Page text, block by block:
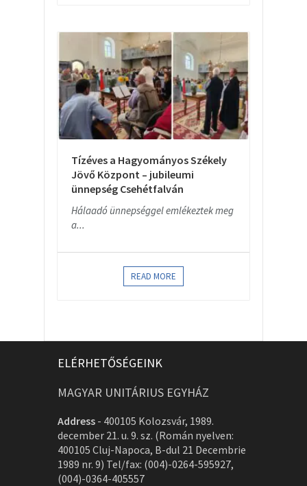
Tízéves a Hagyományos Székely
Jövő Központ – jubileumi
ünnepség Csehétfalván
Hálaadó ünnepséggel emlékeztek meg
a...
READ MORE
ELÉRHETŐSÉGEINK
MAGYAR UNITÁRIUS EGYHÁZ
Address - 400105 Kolozsvár, 1989.
december 21. u. 9. sz. (Román nyelven:
400105 Cluj-Napoca, B-dul 21 Decembrie
1989 nr. 9) Tel/fax: (004)-0264-595927,
(004)-0364-405557